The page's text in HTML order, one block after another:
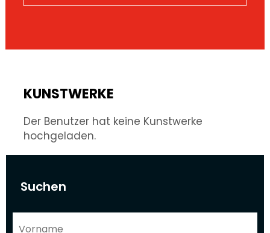
Suchen
KUNSTWERKE
Der Benutzer hat keine Kunstwerke
hochgeladen.